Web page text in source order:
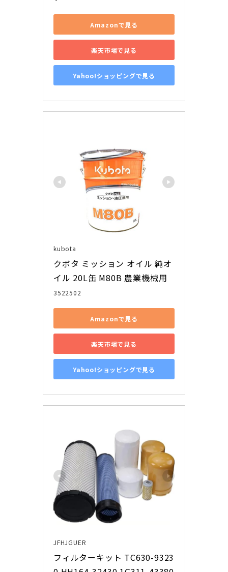
Amazonで見る
楽天市場で見る
Yahoo!ショッピングで見る
kubota
クボタ ミッション オイル 純オ
イル 20L缶 M80B 農業機械用
3522502
Amazonで見る
楽天市場で見る
Yahoo!ショッピングで見る
JFHJGUER
フィルターキット TC630-9323